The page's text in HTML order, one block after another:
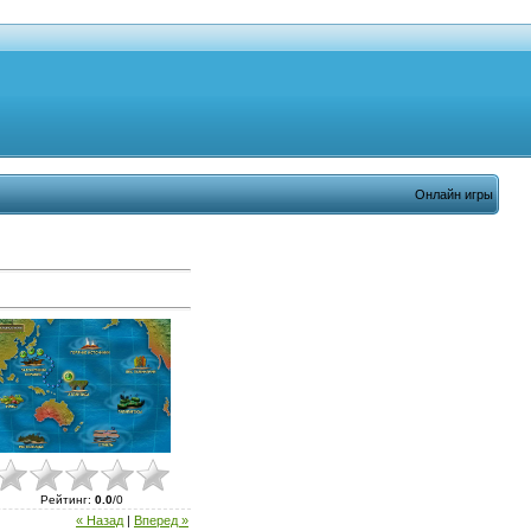
Онлайн игры
Рейтинг: 0.0/0
« Назад Вперед »